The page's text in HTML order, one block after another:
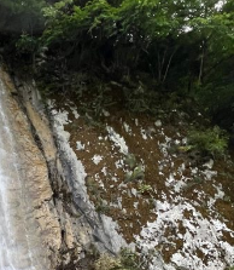
WhatsApp İhbar Hattı